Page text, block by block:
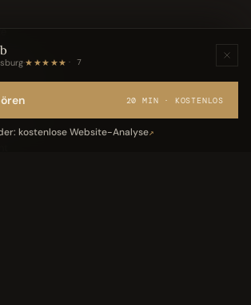
·★★★★★ 7
20 MIN · KOSTENLOS
kostenlose Website-Analyse↗